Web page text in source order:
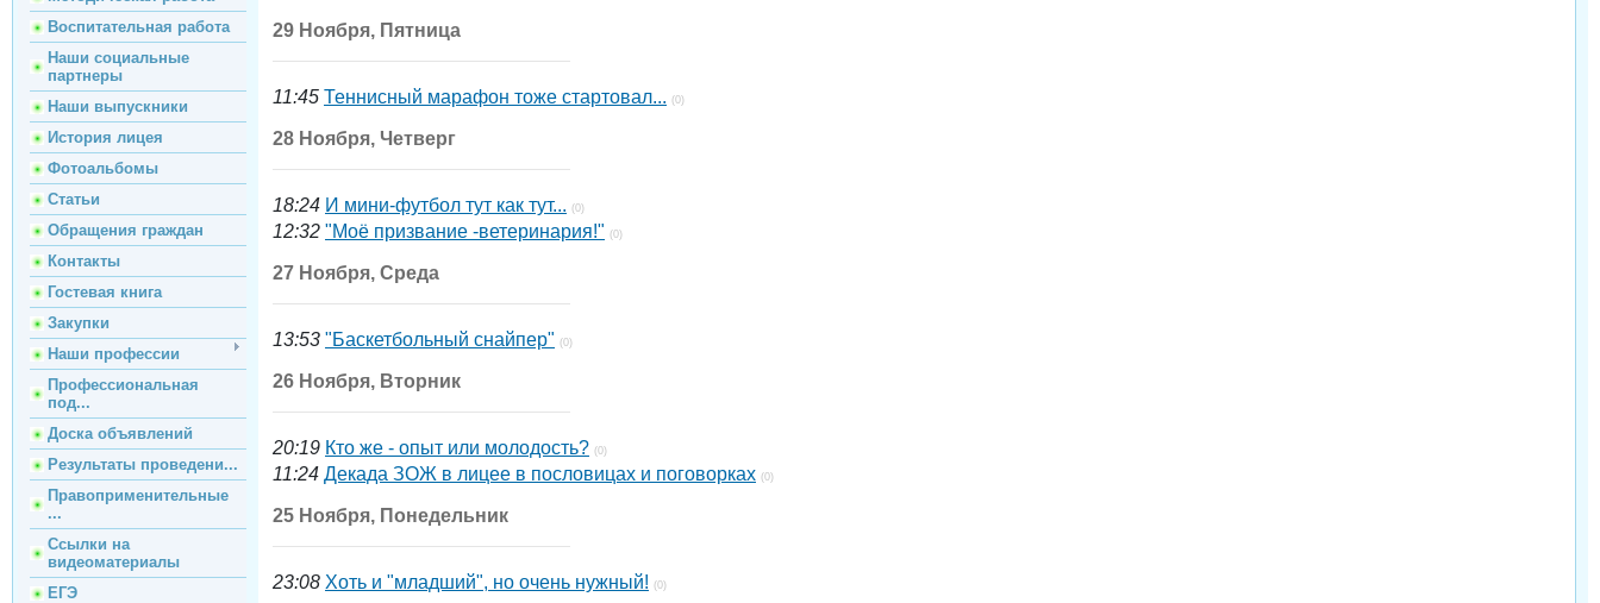
Воспитательная работа
Наши социальные
партнеры
Наши выпускники
История лицея
Фотоальбомы
Статьи
Обращения граждан
Контакты
Гостевая книга
Закупки
Наши профессии
Профессиональная
под...
Доска объявлений
Результаты проведени...
Правоприменительные
...
Ссылки на
видеоматериалы
ЕГЭ
29 Ноября, Пятница
11:45 Теннисный марафон тоже стартовал... (0)
28 Ноября, Четверг
18:24 И мини-футбол тут как тут... (0)
12:32 "Моё призвание -ветеринария!" (0)
27 Ноября, Среда
13:53 "Баскетбольный снайпер" (0)
26 Ноября, Вторник
20:19 Кто же - опыт или молодость? (0)
11:24 Декада ЗОЖ в лицее в пословицах и поговорках (0)
25 Ноября, Понедельник
23:08 Хоть и "младший", но очень нужный! (0)